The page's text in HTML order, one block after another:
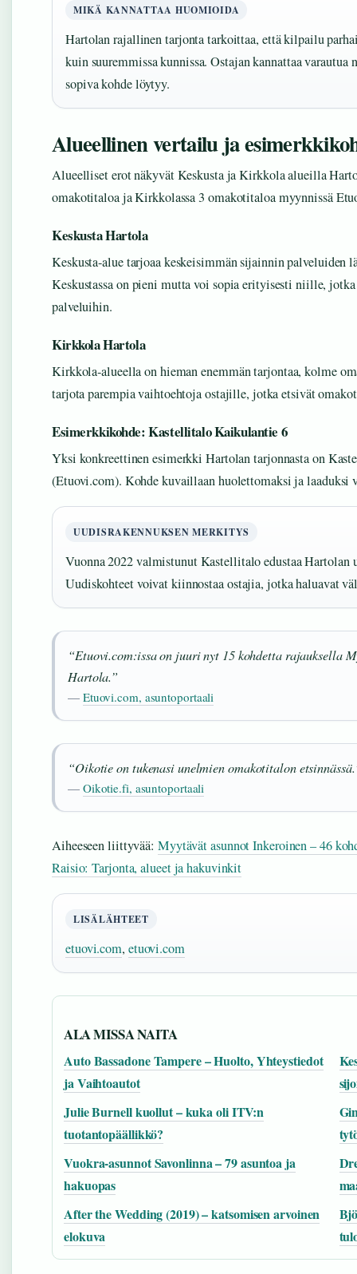
MIKÄ KANNATTAA HUOMIOIDA
Hartolan rajallinen tarjonta tarkoittaa, että kilpailu
kuin suuremmissa kunnissa. Ostajan kannattaa varautua
sopiva kohde löytyy.
Alueellinen vertailu ja
Alueelliset erot näkyvät Keskusta ja Kirkkola alueilla
omakotitaloa ja Kirkkolassa 3 omakotitaloa myynnissä
Keskusta Hartola
Keskusta-alue tarjoaa keskeisimmän sijainnin palveluiden
Keskustassa on pieni mutta voi sopia erityisesti niille,
palveluihin.
Kirkkola Hartola
Kirkkola-alueella on hieman enemmän tarjontaa, kolme
tarjota parempia vaihtoehtoja ostajille, jotka etsivät
Esimerkkikohde: Kastellitalo Kaikulantie 6
Yksi konkreettinen esimerkki Hartolan tarjonnasta on
(Etuovi.com). Kohde kuvaillaan huolettomaksi ja laaduksi
UUDISRAKENNUKSEN MERKITYS
Vuonna 2022 valmistunut Kastellitalo edustaa Hartolan
Uudiskohteet voivat kiinnostaa ostajia, jotka haluavat
“Etuovi.com:issa on juuri nyt 15 kohdetta rajauksella
Hartola.”
— Etuovi.com, asuntoportaali
“Oikotie on tukenasi unelmien omakotitalon
— Oikotie.fi, asuntoportaali
Aiheeseen liittyvää: Myytävät asunnot Inkeroinen – 46
Raisio: Tarjonta, alueet ja hakuvinkit
LISÄLÄHTEET
etuovi.com, etuovi.com
ALA MISSA NAITA
Auto Bassadone Tampere – Huolto, Yhteystiedot
ja Vaihtoautot
Julie Burnell kuollut – kuka oli ITV:n
tuotantopäällikkö?
Vuokra-asunnot Savonlinna – 79 asuntoa ja
hakuopas
After the Wedding (2019) – katsomisen arvoinen
elokuva